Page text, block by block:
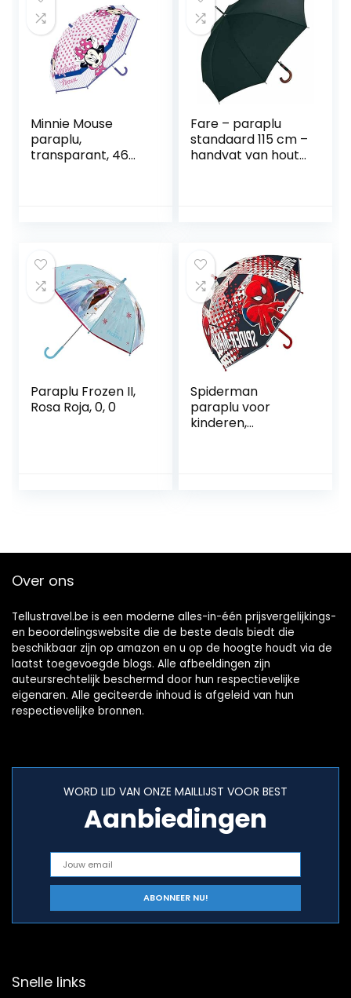
Minnie Mouse
paraplu,
transparant, 46
Fare – paraplu
standaard 115 cm –
handvat van hout
Paraplu Frozen II,
Rosa Roja, 0, 0
Spiderman
paraplu voor
kinderen,
Over ons
Tellustravel.be is een moderne alles-in-één prijsvergelijkings-
en beoordelingswebsite die de beste deals biedt die
beschikbaar zijn op amazon en u op de hoogte houdt via de
laatst toegevoegde blogs. Alle afbeeldingen zijn
auteursrechtelijk beschermd door hun respectievelijke
eigenaren. Alle geciteerde inhoud is afgeleid van hun
respectievelijke bronnen.
WORD LID VAN ONZE MAILLIJST VOOR BEST
Aanbiedingen
Snelle links